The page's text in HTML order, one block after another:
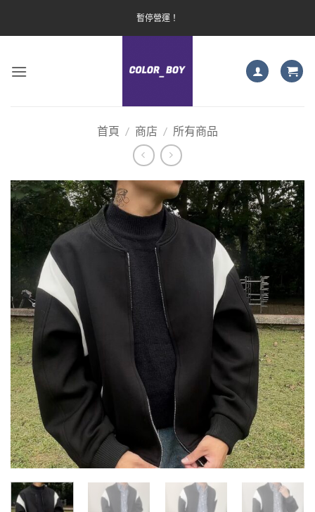
暫停營運！
首頁 / 商店 / 所有商品